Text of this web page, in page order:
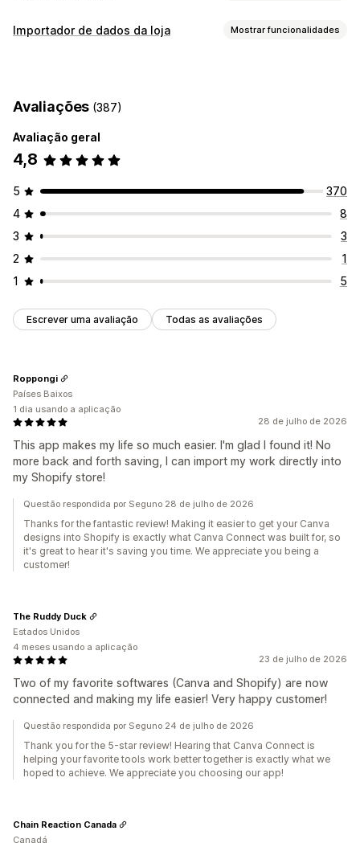
Otimização de imagem
Preenchimento generativo
Importador de dados da loja Mostrar funcionalidades
Migração de dados
Coleções Produtos
Avaliações (387)
Avaliação geral
4,8
5
370
4
8
3
3
2
1
1
5
Escrever uma avaliação Todas as avaliações
28 de julho de 2026
This app makes my life so much easier. I'm glad I found it! No
more back and forth saving, I can import my work directly into
my Shopify store!
Roppongi
Países Baixos
1 dia usando a aplicação
Questão respondida por Seguno 28 de julho de 2026
Thanks for the fantastic review! Making it easier to get your Canva
designs into Shopify is exactly what Canva Connect was built for, so
it's great to hear it's saving you time. We appreciate you being a
customer!
23 de julho de 2026
Two of my favorite softwares (Canva and Shopify) are now
connected and making my life easier! Very happy customer!
The Ruddy Duck
Estados Unidos
4 meses usando a aplicação
Questão respondida por Seguno 24 de julho de 2026
Thank you for the 5-star review! Hearing that Canva Connect is
helping your favorite tools work better together is exactly what we
hoped to achieve. We appreciate you choosing our app!
Chain Reaction Canada
Canadá